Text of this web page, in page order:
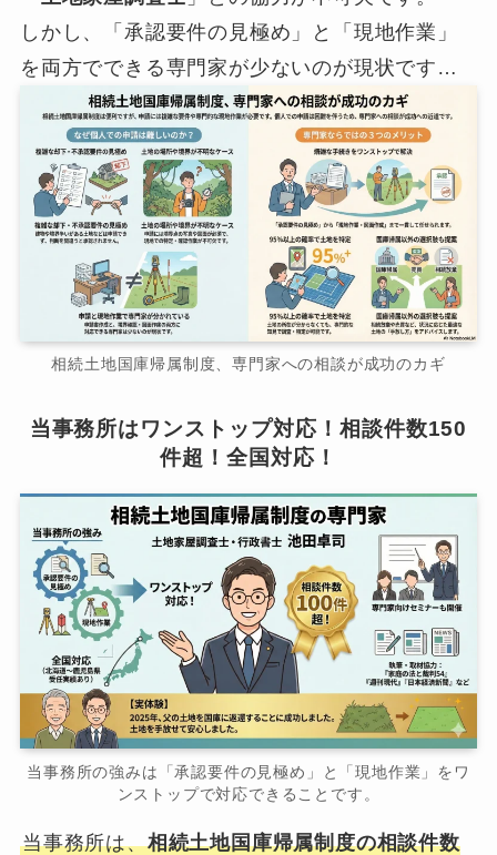
しかし、「承認要件の見極め」と「現地作業」
を両方でできる専門家が少ないのが現状です…
相続土地国庫帰属制度、専門家への相談が成功のカギ
当事務所はワンストップ対応！相談件数150
件超！全国対応！
当事務所の強みは「承認要件の見極め」と「現地作業」をワ
ンストップで対応できることです。
当事務所は、相続土地国庫帰属制度の相談件数